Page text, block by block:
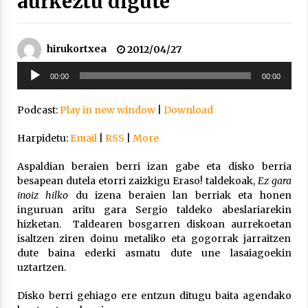
inguruko tailerraren audioa
eta ondoren zer?
Arrosaren IX. Topaketak – Mila
hirukortxea
2012/04/27
Soinu
erreproduzigailua
00:00 00:00
Podcast:Play in new window| Download
Harpidetu:Email| RSS More
Aspaldian beraien berri izan gabe eta disko berria
besapean dutela etorri zaizkigu Eraso! taldekoak, Ez gara
inoiz hilko du izena beraien lan berriak eta honen
inguruan aritu gara Sergio taldeko abeslariarekin
hizketan. Taldearen bosgarren diskoan aurrekoetan
isaltzen ziren doinu metaliko eta gogorrak jarraitzen
dute baina ederki asmatu dute une lasaiagoekin
uztartzen.
Disko berri gehiago ere entzun ditugu baita agendako